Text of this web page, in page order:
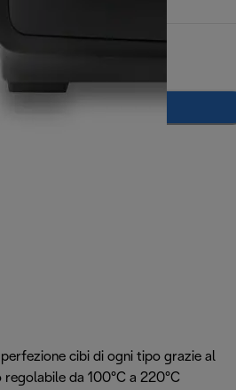
originale 169,90 €
29%)
al carrello
cibi di ogni tipo grazie al
da 100°C a 220°C